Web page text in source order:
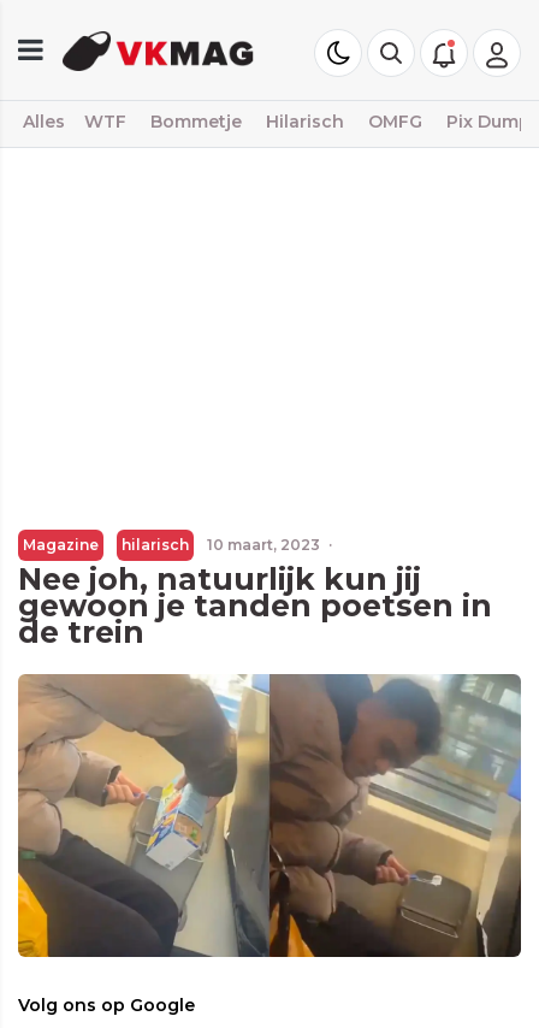
Alles WTF Bommetje Hilarisch OMFG Pix Dump
Magazine hilarisch 10 maart, 2023 ·
Nee joh, natuurlijk kun jij
gewoon je tanden poetsen in
de trein
Volg ons op Google